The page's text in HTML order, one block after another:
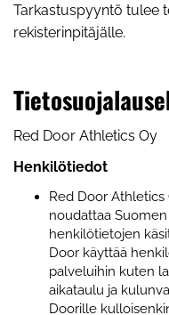
Tarkastuspyyntö tulee
rekisterinpitäjälle.
Red Door Athletics Oy
Henkilötiedot
Red Door
noudattaa
henkilötietojen
Door käyttää
palveluihin kuten
aikataulu ja
Doorille